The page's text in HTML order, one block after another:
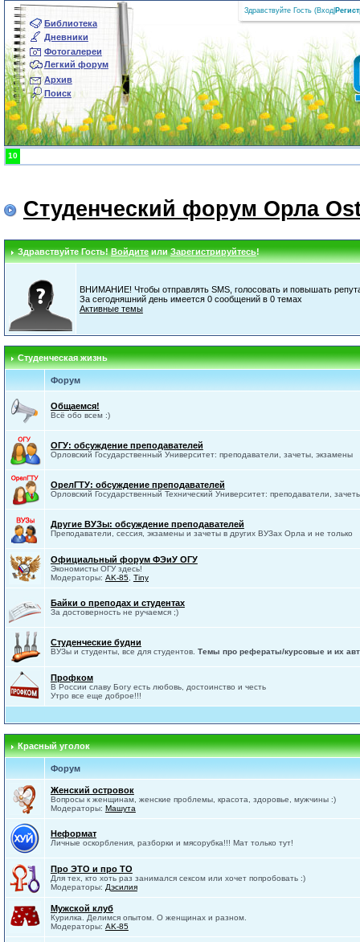
Библиотека
Дневники
Фотогалереи
Легкий форум
Архив
Поиск
Здравствуйте Гость (Вход
10
Студенческий форум Орла
Здравствуйте Гость!ВойдитеилиЗарегистрируйтесь!
ВНИМАНИЕ! Чтобы отправлять SMS, голосовать и повышать
За сегодняшний день имеется 0 сообщений в 0 темах
Активные темы
Студенческая жизнь
Форум
Общаемся!
Всё обо всем :)
ОГУ: обсуждение преподавателей
Орловский Государственный Университет: преподаватели, зачеты, экзамены
ОрелГТУ: обсуждение преподавателей
Орловский Государственный Технический Университет: преподаватели,
Другие ВУЗы: обсуждение преподавателей
Преподаватели, сессия, экзамены и зачеты в других ВУЗах Орла и не только
Официальный форум ФЭиУ ОГУ
Экономисты ОГУ здесь!
Модераторы: AK-85, Tiny
Байки о преподах и студентах
За достоверность не ручаемся ;)
Студенческие будни
ВУЗы и студенты, все для студентов. Темы про рефераты/курсовые и их
Профком
В России славу Богу есть любовь, достоинство и честь
Утро все еще доброе!!!
Красный уголок
Форум
Женский островок
Вопросы к женщинам, женские проблемы, красота, здоровье, мужчины :)
Модераторы: Машута
Неформат
Личные оскорбления, разборки и мясорубка!!! Мат только тут!
Про ЭТО и про ТО
Для тех, кто хоть раз занимался сексом или хочет попробовать :)
Модераторы: Дэсилия
Мужской клуб
Курилка. Делимся опытом. О женщинах и разном.
Модераторы: AK-85